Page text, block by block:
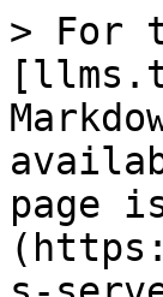
> For
page